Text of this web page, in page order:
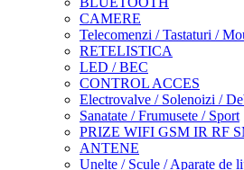
CAMERE
Telecomenzi / Tastaturi /
RETELISTICA
LED / BEC
CONTROL ACCES
Electrovalve / Solenoizi /
Sanatate / Frumusete / Sport
PRIZE WIFI GSM IR RF
ANTENE
Unelte / Scule / Aparate de